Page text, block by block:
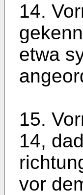
14.
etwa
15.
14,
vor